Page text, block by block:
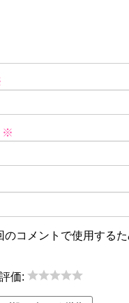
※
のコメントで使用する
価: